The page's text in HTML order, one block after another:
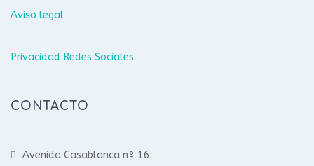
Aviso legal
Privacidad Redes Sociales
CONTACTO
Avenida Casablanca nº 16.